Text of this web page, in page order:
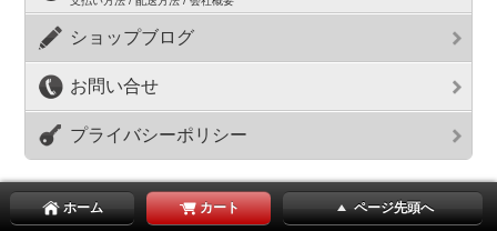
ショップブログ
お問い合せ
プライバシーポリシー
ホーム カート ページ先頭へ